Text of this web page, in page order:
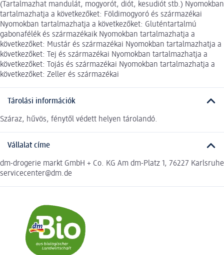
(Tartalmazhat mandulát, mogyorót, diót, kesudiót stb.) Nyomokban
tartalmazhatja a következőket: Földimogyoró és származékai
Nyomokban tartalmazhatja a következőket: Gluténtartalmú
gabonafélék és származékaik Nyomokban tartalmazhatja a
következőket: Mustár és származékai Nyomokban tartalmazhatja a
következőket: Tej és származékai Nyomokban tartalmazhatja a
következőket: Tojás és származékai Nyomokban tartalmazhatja a
következőket: Zeller és származékai
Tárolási információk
Száraz, hűvös, fénytől védett helyen tárolandó.
Vállalat címe
dm-drogerie markt GmbH + Co. KG Am dm-Platz 1, 76227 Karlsruhe
servicecenter@dm.de